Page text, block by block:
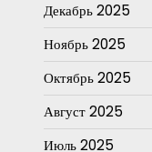
Декабрь 2025
Ноябрь 2025
Октябрь 2025
Август 2025
Июль 2025